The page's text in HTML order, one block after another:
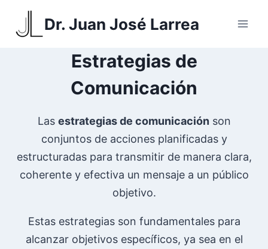
Saltar
Dr. Juan José Larrea
Estrategias de
Comunicación
Las estrategias de comunicaciónson
conjuntos de acciones planificadas y
estructuradas para transmitir de manera clara,
coherente y efectiva un mensaje a un público
objetivo.
Estas estrategias son fundamentales para
alcanzar objetivos específicos, ya sea en el